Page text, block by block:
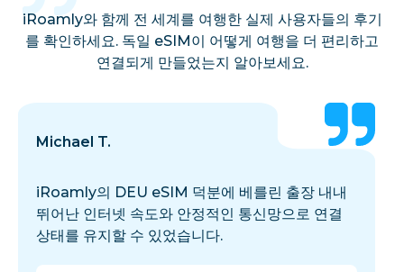
iRoamly와 함께 전 세계를 여행한 실제 사용자들의 후기
를 확인하세요. 독일 eSIM이 어떻게 여행을 더 편리하고
연결되게 만들었는지 알아보세요.
Michael T.
iRoamly의 DEU eSIM 덕분에 베를린 출장 내내
뛰어난 인터넷 속도와 안정적인 통신망으로 연결
상태를 유지할 수 있었습니다.